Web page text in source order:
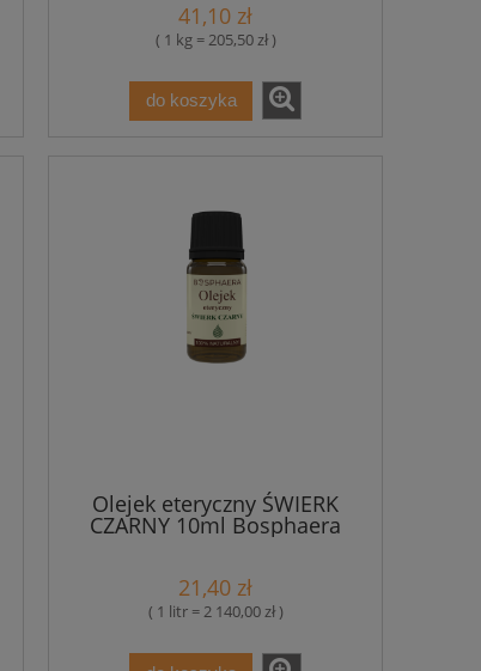
41,10 zł
( 1 kg = 205,50 zł )
do koszyka
Olejek eteryczny ŚWIERK
CZARNY 10ml Bosphaera
21,40 zł
( 1 litr = 2 140,00 zł )